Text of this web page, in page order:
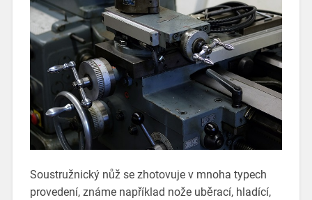
Soustružnický nůž se zhotovuje v mnoha typech
provedení, známe například nože uběrací, hladící,